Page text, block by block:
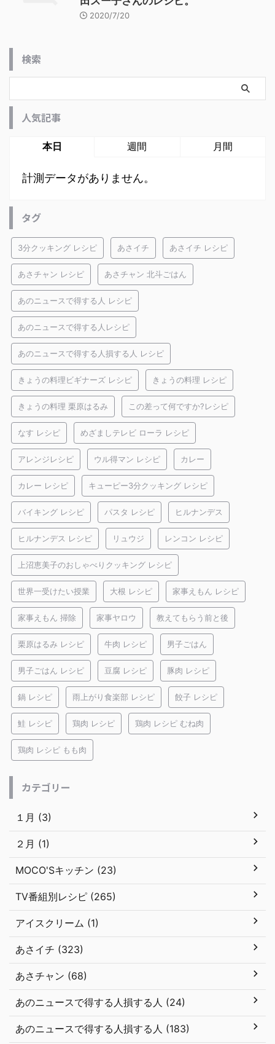
2020/7/20
検索
人気記事
本日 週間 月間
計測データがありません。
タグ
3分クッキング レシピ あさイチ あさイチ レシピ
あさチャン レシピ あさチャン 北斗ごはん
あのニュースで得する人 レシピ
あのニュースで得する人レシピ
あのニュースで得する人損する人 レシピ
きょうの料理ビギナーズ レシピ きょうの料理 レシピ
きょうの料理 栗原はるみ この差って何ですか?レシピ
なす レシピ めざましテレビ ローラ レシピ
アレンジレシピ ウル得マン レシピ カレー
カレー レシピ キューピー3分クッキング レシピ
バイキング レシピ パスタ レシピ ヒルナンデス
ヒルナンデス レシピ リュウジ レンコン レシピ
上沼恵美子のおしゃべりクッキング レシピ
世界一受けたい授業 大根 レシピ 家事えもん レシピ
家事えもん 掃除 家事ヤロウ 教えてもらう前と後
栗原はるみ レシピ 牛肉 レシピ 男子ごはん
男子ごはん レシピ 豆腐 レシピ 豚肉 レシピ
鍋 レシピ 雨上がり食楽部 レシピ 餃子 レシピ
鮭 レシピ 鶏肉 レシピ 鶏肉 レシピ むね肉
鶏肉 レシピ もも肉
カテゴリー
１月 (3)
２月 (1)
MOCO'Sキッチン (23)
TV番組別レシピ (265)
アイスクリーム (1)
あさイチ (323)
あさチャン (68)
あのニュースで得する人損する人 (24)
あのニュースで得する人損する人 (183)